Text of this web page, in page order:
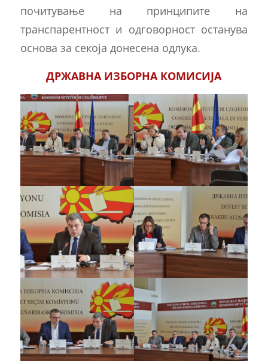
почитување на принципите на
транспарентност и одговорност останува
основа за секоја донесена одлука.
ДРЖАВНА ИЗБОРНА КОМИСИЈА